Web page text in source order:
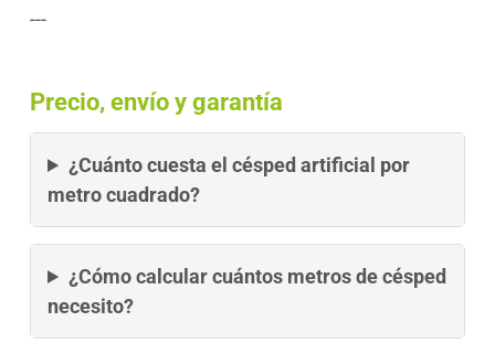
---
Precio, envío y garantía
¿Cuánto cuesta el césped artificial por
metro cuadrado?
¿Cómo calcular cuántos metros de césped
necesito?